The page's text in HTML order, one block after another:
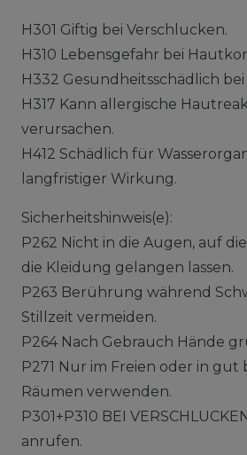
H301 Giftig bei Verschlucken.
H310 Lebensgefahr bei
H332 Gesundheitsschädlich
H317 Kann allergische
verursachen.
H412 Schädlich für
langfristiger Wirkung.
Sicherheitshinweis(e):
P262 Nicht in die Augen, auf
die Kleidung gelangen lassen.
P263 Berührung während
Stillzeit vermeiden.
P264 Nach Gebrauch Hände
P271 Nur im Freien oder in
Räumen verwenden.
P301+P310 BEI
anrufen.